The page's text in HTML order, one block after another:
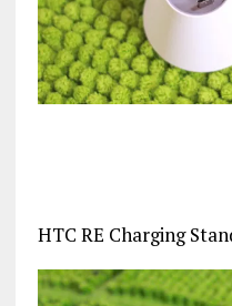
HTC RE Charging